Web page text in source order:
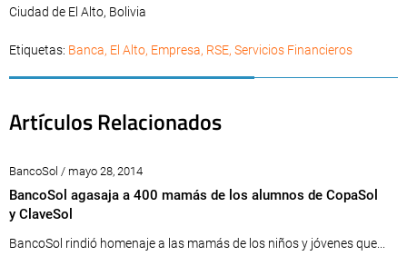
Ciudad de El Alto, Bolivia
Etiquetas: Banca, El Alto, Empresa, RSE, Servicios Financieros
Artículos Relacionados
BancoSol / mayo 28, 2014
BancoSol agasaja a 400 mamás de los alumnos de CopaSol
y ClaveSol
BancoSol rindió homenaje a las mamás de los niños y jóvenes que...